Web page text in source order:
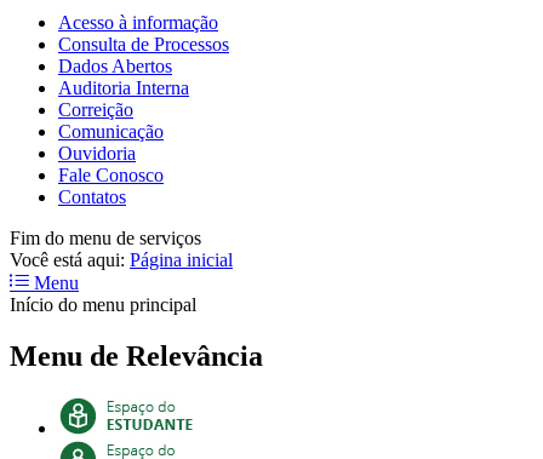
Acesso à informação
Consulta de Processos
Dados Abertos
Auditoria Interna
Correição
Comunicação
Ouvidoria
Fale Conosco
Contatos
Fim do menu de serviços
Você está aqui: Página inicial
Menu
Início do menu principal
Menu de Relevância